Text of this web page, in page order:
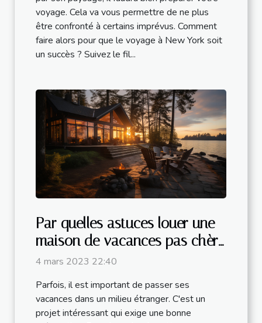
voyage. Cela va vous permettre de ne plus
être confronté à certains imprévus. Comment
faire alors pour que le voyage à New York soit
un succès ? Suivez le fil...
Par quelles astuces louer une
maison de vacances pas chère
?
4 mars 2023 22:40
Parfois, il est important de passer ses
vacances dans un milieu étranger. C'est un
projet intéressant qui exige une bonne